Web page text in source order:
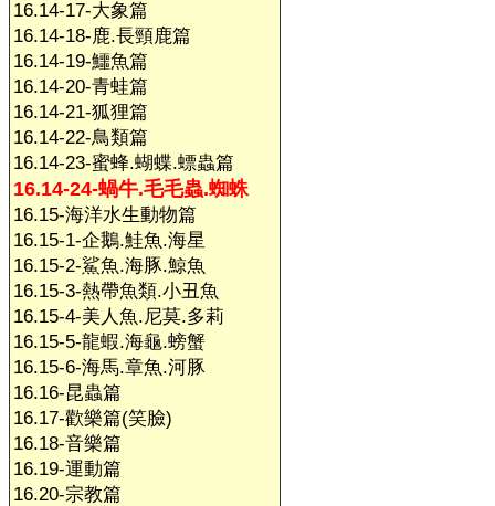
16.14-17-大象篇
16.14-18-鹿.長頸鹿篇
16.14-19-鱷魚篇
16.14-20-青蛙篇
16.14-21-狐狸篇
16.14-22-鳥類篇
16.14-23-蜜蜂.蝴蝶.螵蟲篇
16.14-24-蝸牛.毛毛蟲.蜘蛛
16.15-海洋水生動物篇
16.15-1-企鵝.鮭魚.海星
16.15-2-鯊魚.海豚.鯨魚
16.15-3-熱帶魚類.小丑魚
16.15-4-美人魚.尼莫.多莉
16.15-5-龍蝦.海龜.螃蟹
16.15-6-海馬.章魚.河豚
16.16-昆蟲篇
16.17-歡樂篇(笑臉)
16.18-音樂篇
16.19-運動篇
16.20-宗教篇